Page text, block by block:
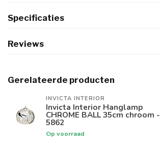
Specificaties
Reviews
Gerelateerde producten
INVICTA INTERIOR
Invicta Interior Hanglamp
CHROME BALL 35cm chroom -
5862
Op voorraad